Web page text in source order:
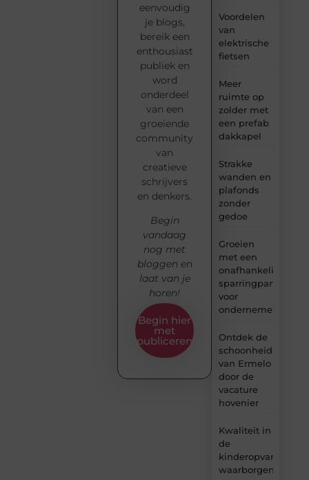
Voordelen
van
elektrische
fietsen
Meer
ruimte op
zolder met
een prefab
dakkapel
Strakke
wanden en
plafonds
zonder
gedoe
Groeien
met een
onafhankelijke
sparringpartner
voor
ondernemers
Ontdek de
schoonheid
van Ermelo
door de
vacature
hovenier
Kwaliteit in
de
kinderopvang
waarborgen
eenvoudig
je blogs,
bereik een
enthousiast
publiek en
word
onderdeel
van een
groeiende
community
van
creatieve
schrijvers
en denkers.
Begin
vandaag
nog met
bloggen en
laat van je
horen!
Begin hier
met
publiceren